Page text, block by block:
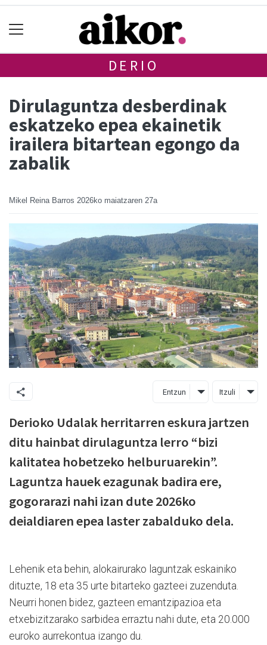
DERIO
Dirulaguntza desberdinak
eskatzeko epea ekainetik
irailera bitartean egongo da
zabalik
Mikel Reina Barros 2026ko maiatzaren 27a
Entzun Itzuli
Derioko Udalak herritarren eskura jartzen
ditu hainbat dirulaguntza lerro “bizi
kalitatea hobetzeko helburuarekin”.
Laguntza hauek ezagunak badira ere,
gogorarazi nahi izan dute 2026ko
deialdiaren epea laster zabalduko dela.
Lehenik eta behin, alokairurako laguntzak eskainiko
dituzte, 18 eta 35 urte bitarteko gazteei zuzenduta.
Neurri honen bidez, gazteen emantzipazioa eta
etxebizitzarako sarbidea erraztu nahi dute, eta 20.000
euroko aurrekontua izango du.